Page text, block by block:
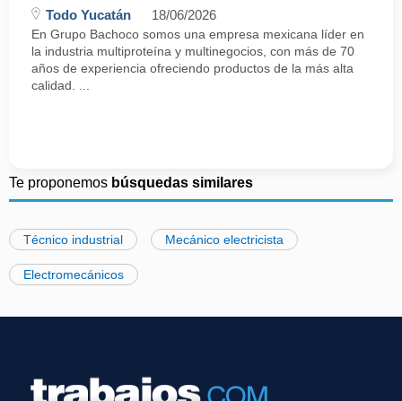
Todo Yucatán 18/06/2026
En Grupo Bachoco somos una empresa mexicana líder en
la industria multiproteína y multinegocios, con más de 70
años de experiencia ofreciendo productos de la más alta
calidad. ...
Te proponemos búsquedas similares
Técnico industrial Mecánico electricista
Electromecánicos